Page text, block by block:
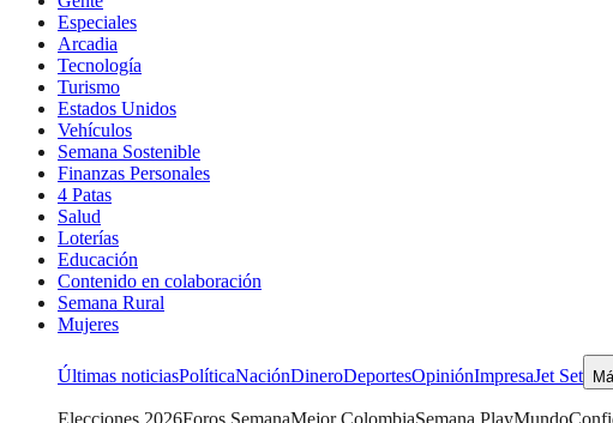
Especiales
Arcadia
Tecnología
Turismo
Estados Unidos
Vehículos
Semana Sostenible
Finanzas Personales
4 Patas
Salud
Loterías
Educación
Contenido en colaboración
Semana Rural
Mujeres
Últimas noticiasPolíticaNaciónDineroDeportesOpiniónImpresaJet Set